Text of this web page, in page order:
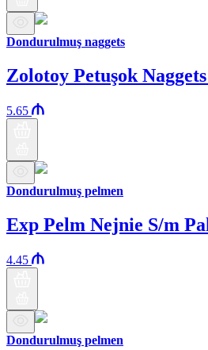
Dondurulmuş naggets
Zolotoy Petuşok
5.65
Dondurulmuş pelmen
Exp Pelm Nejnie S/m
4.45
Dondurulmuş pelmen